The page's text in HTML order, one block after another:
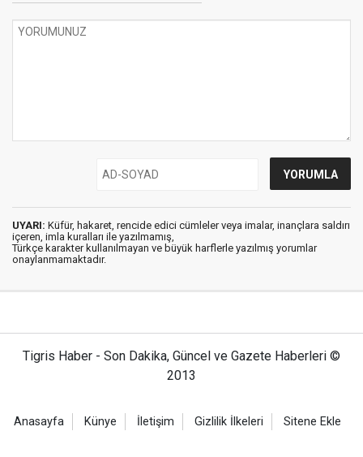
UYARI: Küfür, hakaret, rencide edici cümleler veya imalar, inançlara saldırı
içeren, imla kuralları ile yazılmamış,
Türkçe karakter kullanılmayan ve büyük harflerle yazılmış yorumlar
onaylanmamaktadır.
Tigris Haber - Son Dakika, Güncel ve Gazete Haberleri ©
2013
Anasayfa Künye İletişim Gizlilik İlkeleri Sitene Ekle